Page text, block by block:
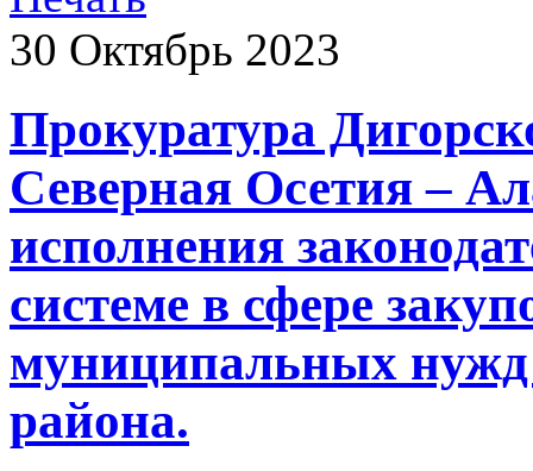
30 Октябрь 2023
Прокуратура
Северная Осетия –
исполнения
системе в сфере
муниципальных
района.